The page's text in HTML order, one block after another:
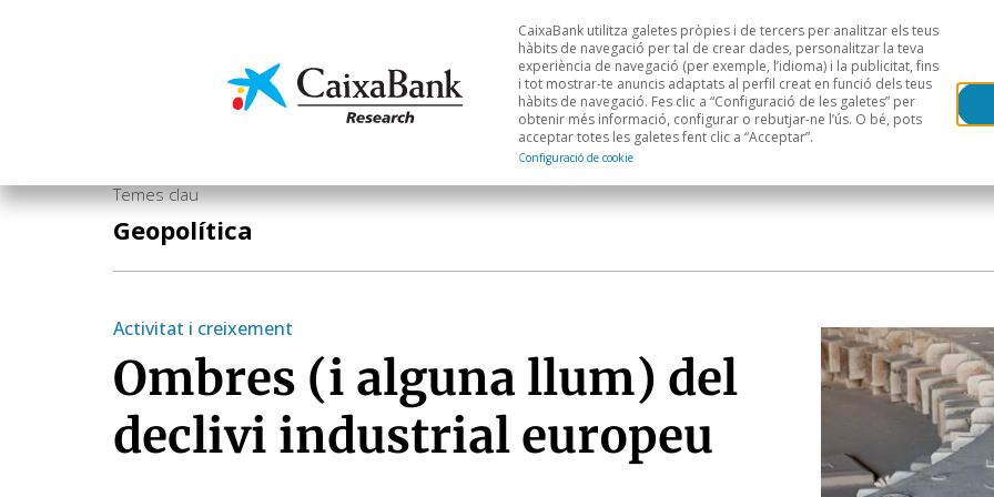
Economia i mercats Anàlisi sectorial Àrees geogràfiques
CaixaBank utilitza galetes pròpies i de tercers per analitzar els teus
hàbits de navegació per tal de crear dades, personalitzar la teva
experiència de navegació (per exemple, l’idioma) i la publicitat, fins
i tot mostrar-te anuncis adaptats al perfil creat en funció dels teus
hàbits de navegació. Fes clic a “Configuració de les galetes” per
obtenir més informació, configurar o rebutjar-ne l’ús. O bé, pots
acceptar totes les galetes fent clic a “Acceptar”.
Configuració de cookie
Temes clau
Geopolítica
Activitat i creixement
Ombres (i alguna llum) del
declivi industrial europeu